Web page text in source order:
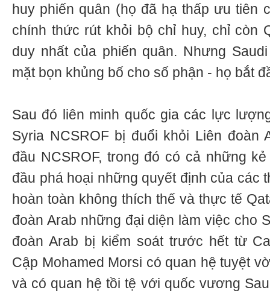
huy phiến quân (họ đã hạ thấp ưu tiên
chính thức rút khỏi bộ chỉ huy, chỉ còn
duy nhất của phiến quân. Nhưng
mặt bọn khủng bố cho số phận - họ bắt
Sau đó liên minh quốc gia các lực
Syria NCSROF bị đuổi khỏi Liên
đầu NCSROF, trong đó có cả những
đầu phá hoại những quyết định của các
hoàn toàn không thích thế và thực tế
đoàn Arab những đại diện làm việc cho
đoàn Arab bị kiểm soát trước hết từ
Cập Mohamed Morsi có quan hệ tuyệt
và có quan hệ tồi tệ với quốc vương